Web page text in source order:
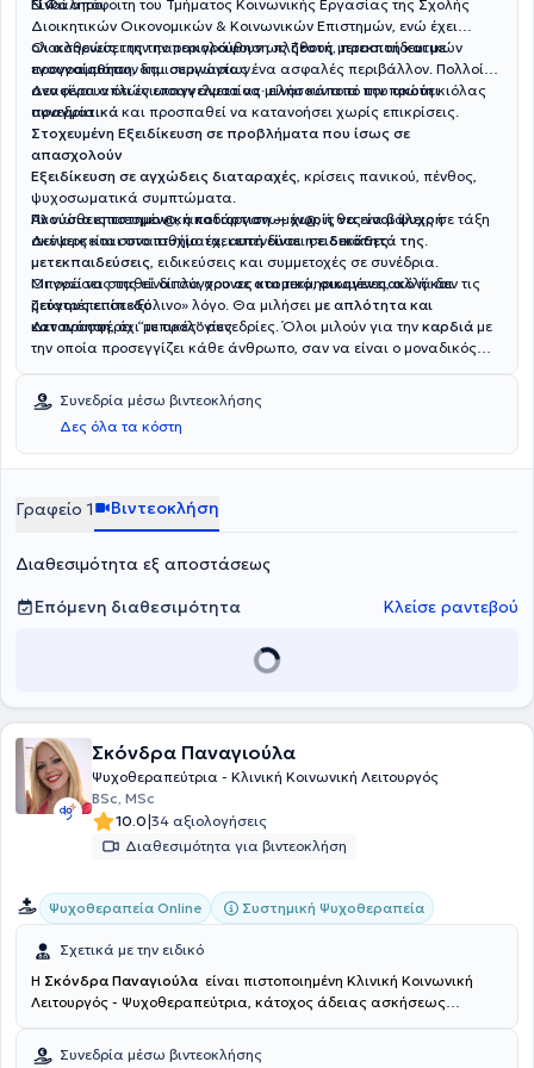
Ν.Φάληρο.
Είναι απόφοιτη του Τμήματος Κοινωνικής Εργασίας της Σχολής
Διοικητικών Οικονομικών & Κοινωνικών Επιστημών, ενώ έχει
ολοκληρώσει την παρακολούθηση πλήθους μετεκπαιδευτικών
προγραμμάτων και σεμιναρίων.
Οι ασθενείς της την περιγράφουν ωςζεστή, προσιτή και με
ενσυναίσθηση, δημιουργώντας ένα ασφαλές περιβάλλον. Πολλοί
αναφέρουν ότι ένιωσαν άνετα να μιλήσουν από την πρώτη κιόλας
συνεδρία.
Δεν είναι απλώς επαγγελματίας· είναι κάποια πουακούει
πραγματικά και προσπαθεί να κατανοήσει χωρίς επικρίσεις.
Στοχευμένη Εξειδίκευση σε προβλήματα που ίσως σε
απασχολούν
Εξειδίκευση σε αγχώδεις διαταραχές, κρίσεις πανικού, πένθος,
ψυχοσωματικά συμπτώματα.
Αν νιώθεις πιεσμέν@, αποδιοργανωμέν@, ή θες να βάλεις σε τάξη
σκέψεις και συναισθήματα,αυτή είναι η ειδικότητά της.
Πλούσια επιστημονική κατάρτιση — χωρίς να είναι ψυχρή
Δεν αρκείται στο πτυχίο: έχει επενδύσει σεδεκάδες
μετεκπαιδεύσεις, ειδικεύσεις και συμμετοχές σε συνέδρια.
Οι γνώσεις της είναι σύγχρονες και τεκμηριωμένες, αλλά δεν τις
μετατρέπει σε «ξύλινο» λόγο. Θα μιλήσει με απλότητα και
κατανόηση, όχι με ορολογίες.
Μπορεί να σταθεί δίπλα σουσε ατομικό, οικογενειακό ή και
ζεύγους επίπεδο.
Δεν προσφέρει “τυπικές” συνεδρίες. Όλοι μιλούν για την καρδιά με
την οποία προσεγγίζει κάθε άνθρωπο, σαν να είναι ο μοναδικός
Συνεδρία μέσω βιντεοκλήσης
Δες όλα τα κόστη
Γραφείο 1 Βιντεοκλήση
Διαθεσιμότητα εξ αποστάσεως
Επόμενη διαθεσιμότητα
Κλείσε ραντεβού
Σκόνδρα Παναγιούλα
Ψυχοθεραπεύτρια - Κλινική Κοινωνική Λειτουργός
BSc, MSc
10.0|34 αξιολογήσεις
Διαθεσιμότητα για βιντεοκλήση
Ψυχοθεραπεία Online Συστημική Ψυχοθεραπεία
Σχετικά με την ειδικό
Η Σκόνδρα Παναγιούλα είναι πιστοποιημένη Κλινική Κοινωνική
Λειτουργός - Ψυχοθεραπεύτρια, κάτοχος άδειας ασκήσεως
Πατρών. Εξειδικεύτηκε και ολοκλήρωσε την 4ετή εκπαίδευση της
Συνεδρία μέσω βιντεοκλήσης